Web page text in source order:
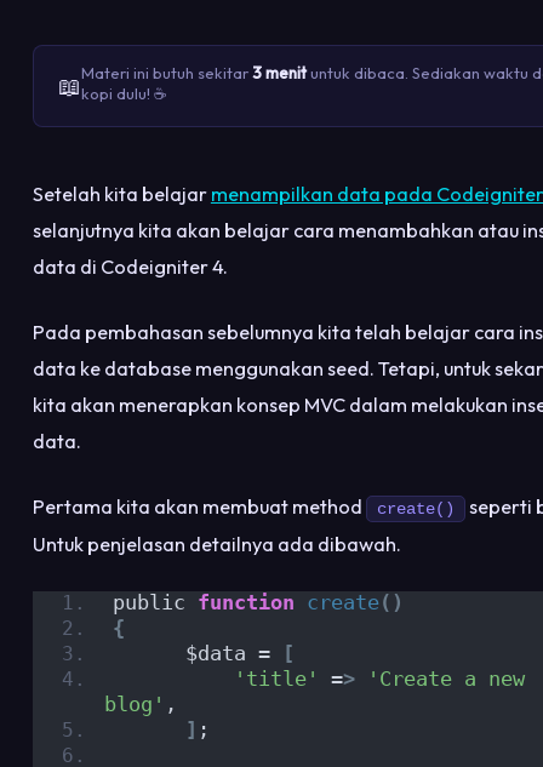
📖Materi ini butuh sekitar3 menituntuk dibaca. Sediakan waktu
kopi dulu! ☕
Setelah kita belajar menampilkan data pada
selanjutnya kita akan belajar cara menambahkan atau
data di Codeigniter 4.
Pada pembahasan sebelumnya kita telah belajar cara
data ke database menggunakan seed. Tetapi, untuk
kita akan menerapkan konsep MVC dalam melakukan
data.
Pertama kita akan membuat method create()
seperti
Untuk penjelasan detailnya ada dibawah.
public function create()
{
      $data =
[
'title'
=>
'Create a new
blog' ,
] ;